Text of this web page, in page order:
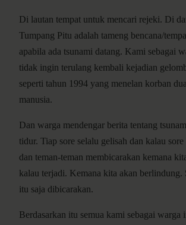
Di lautan tempat untuk mencari rejeki. Di
Tumpang Pitu adalah tameng bencana/
apabila ada tsunami datang. Kami sebagai
tidak ingin terulang kembali kejadian
seperti tahun 1994 yang menelan korban
manusia.
Dan warga mendengar berita tentang
tidur. Tiap sore selalu gelisah dan kalau sore
dan teman-teman membicarakan kemana
kalau terjadi. Kemana kita akan berlindung.
itu saja dibicarakan.
Berdasarkan itu semua kami sebagai warga